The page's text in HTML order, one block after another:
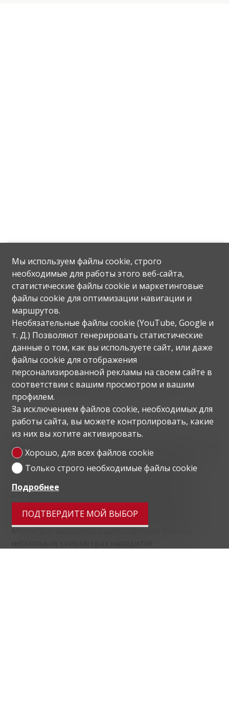
Местоположение
Альдесаго расположен примерно в 6 км от центра
Лугано, рядом находится вся инфраструктура,
такая как школы, небольшие магазины, банк,
почта и рестораны, а также романтическая
деревня Гандрия. До центра Лугано можно
добраться за несколько минут на машине или
городском автобусе, а остановка фуникулера
Monte Brè находится рядом с домом. Всего в
Мы используем файлы cookie, строго
необходимые для работы этого веб-сайта,
статистические файлы cookie и маркетинговые
файлы cookie для оптимизации навигации и
маршрутов.
Необязательные файлы cookie (YouTube, Google и
т. Д.) Позволяют генерировать статистические
данные о том, как вы используете сайт, или даже
файлы cookie для отображения
персонализированной рекламы на своем сайте в
соответствии с вашим просмотром и вашим
профилем.
За исключением файлов cookie, необходимых для
работы сайта, вы можете контролировать, какие
из них вы хотите активировать.
Хорошо, для всех файлов cookie
Только строго необходимые файлы cookie
Подробнее
ПОДТВЕРДИТЕ МОЙ ВЫБОР